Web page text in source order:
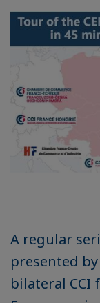
carousel
A regular
presented
bilateral CCI